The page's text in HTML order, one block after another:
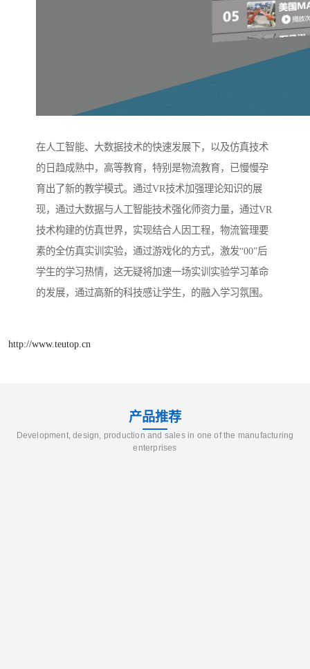
在人工智能、大数据技术的快速发展下，以及仿真技术
的日趋成熟中，高等教育，特别是物流教育，已慢慢孕
育出了新的教学模式。通过VR技术加强理论知识的展
现，通过大数据与人工智能技术强化师资力量，通过VR
技术构建的仿真世界，实现结合人因工程，物流管理要
素的全仿真实训实验，通过游戏化的方式，激发“00”后
学生的学习热情，这无疑将加速一场实训实验学习革命
的发展，通过高新的科技感让学生，的融入学习氛围。
http://www.teutop.cn
产品推荐
Development, design, production and sales in one of the manufacturing
enterprises